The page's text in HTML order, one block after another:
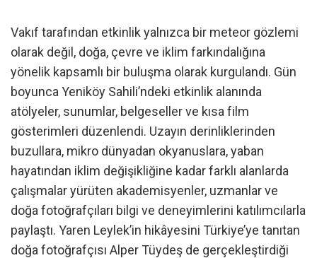
Vakıf tarafından etkinlik yalnızca bir meteor gözlemi
olarak değil, doğa, çevre ve iklim farkındalığına
yönelik kapsamlı bir buluşma olarak kurgulandı. Gün
boyunca Yeniköy Sahili’ndeki etkinlik alanında
atölyeler, sunumlar, belgeseller ve kısa film
gösterimleri düzenlendi. Uzayın derinliklerinden
buzullara, mikro dünyadan okyanuslara, yaban
hayatından iklim değişikliğine kadar farklı alanlarda
çalışmalar yürüten akademisyenler, uzmanlar ve
doğa fotoğrafçıları bilgi ve deneyimlerini katılımcılarla
paylaştı. Yaren Leylek’in hikâyesini Türkiye’ye tanıtan
doğa fotoğrafçısı Alper Tüydeş de gerçekleştirdiği